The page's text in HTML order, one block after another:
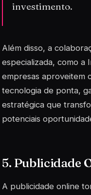
investimento.
Além disso, a
especializada, como a
empresas aproveitem
tecnologia de ponta,
estratégica que
potenciais
5. Publicidade
A publicidade online